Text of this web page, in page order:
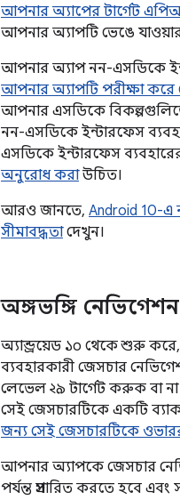
আপনার অ্যাপের টার্গেট
আপনার অ্যাপটি ভেঙে
আপনার অ্যাপ নন-এসডিকে
আপনার অ্যাপটি পরীক্ষা করে
আপনার এসডিকে বিকল্পগুলিতে
নন-এসডিকে ইন্টারফেস
এসডিকে ইন্টারফেস
অনুরোধ করাউচিত।
আরও জানতে, Android 10-এ
সীমাবদ্ধতাদেখুন।
অঙ্গভঙ্গি নেভিগেশন
অ্যান্ড্রয়েড ১০ থেকে শুরু
ব্যবহারকারী জেসচার
লেভেল ২৯ টার্গেট করুক বা না
সেই জেসচারটিকে একটি
জন্য সেই জেসচারটিকে
আপনার অ্যাপকে জেসচার
পর্যন্ত প্রসারিত করতে হবে